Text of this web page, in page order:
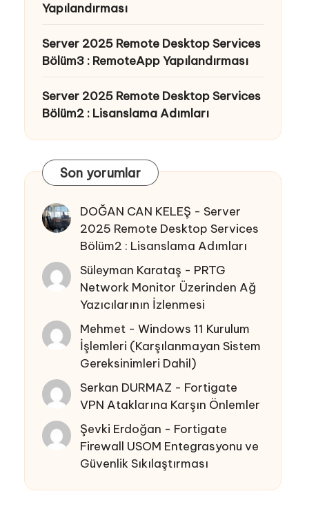
Yapılandırması
Server 2025 Remote Desktop Services
Bölüm3 : RemoteApp Yapılandırması
Server 2025 Remote Desktop Services
Bölüm2 : Lisanslama Adımları
Son yorumlar
DOĞAN CAN KELEŞ -Server
2025 Remote Desktop Services
Bölüm2 : Lisanslama Adımları
Süleyman Karataş - PRTG
Network Monitor Üzerinden Ağ
Yazıcılarının İzlenmesi
Mehmet -Windows 11 Kurulum
İşlemleri (Karşılanmayan Sistem
Gereksinimleri Dahil)
Serkan DURMAZ - Fortigate
VPN Ataklarına Karşın Önlemler
Şevki Erdoğan - Fortigate
Firewall USOM Entegrasyonu ve
Güvenlik Sıkılaştırması